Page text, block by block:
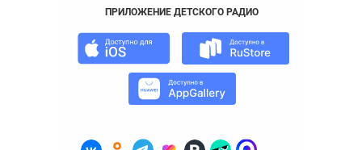
ПРИЛОЖЕНИЕ ДЕТСКОГО РАДИО